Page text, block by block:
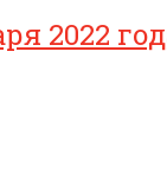
2022